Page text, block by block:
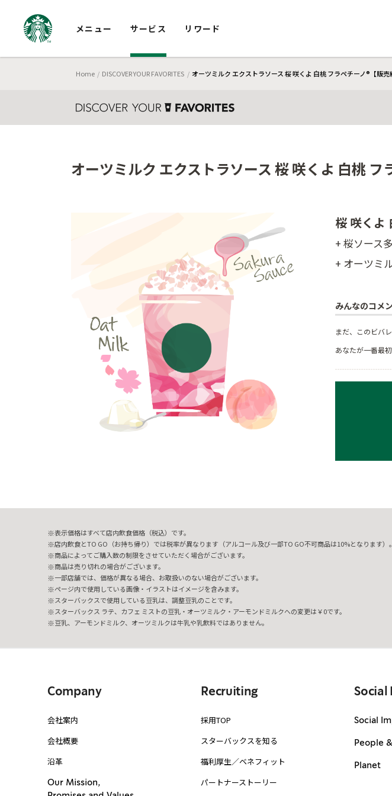
メニュー サービス リワード
Home DISCOVER YOUR FAVORITES オーツミルク エクストラソース 桜 咲くよ 白桃 フラペチーノ®【販売
オーツミルク エクストラソース 桜 咲くよ 白桃 フ
桜 咲くよ
+ 桜ソース
+ オーツミ
みんなのコメ
まだ、このビバ
あなたが一番最
表示価格はすべて店内飲食価格（税込）です。
店内飲食とTO GO（お持ち帰り）では税率が異なります（アルコール及び一部TO GO不可商品は10%となります）。
商品によってご購入数の制限をさせていただく場合がございます。
商品は売り切れの場合がございます。
一部店舗では、価格が異なる場合、お取扱いのない場合がございます。
ページ内で使用している画像・イラストはイメージを含みます。
スターバックスで使用している豆乳は、調整豆乳のことです。
スターバックス ラテ、カフェ ミストの豆乳・オーツミルク・アーモンドミルクへの変更は￥0です。
豆乳、アーモンドミルク、オーツミルクは牛乳や乳飲料ではありません。
Company
会社案内
会社概要
沿革
Our Mission,
Recruiting
採用TOP
スターバックスを知る
福利厚生／ベネフィット
パートナーストーリー
Social
Social
People
Planet